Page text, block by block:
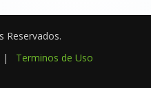
Reservados.
|
Terminos de Uso